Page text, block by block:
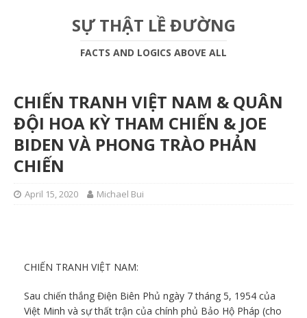
SỰ THẬT LỀ ĐƯỜNG
FACTS AND LOGICS ABOVE ALL
CHIẾN TRANH VIỆT NAM & QUÂN
ĐỘI HOA KỲ THAM CHIẾN & JOE
BIDEN VÀ PHONG TRÀO PHẢN
CHIẾN
April 15, 2020 Michael Bui
CHIẾN TRANH VIỆT NAM:
Sau chiến thắng Điện Biên Phủ ngày 7 tháng 5, 1954 của
Việt Minh và sự thất trận của chính phủ Bảo Hộ Pháp (cho